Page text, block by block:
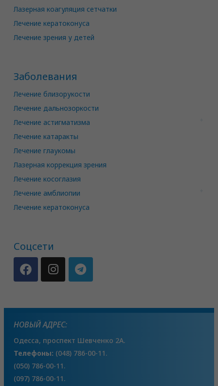
Лазерная коагуляция сетчатки
Лечение кератоконуса
Лечение зрения у детей
Заболевания
Лечение близорукости
Лечение дальнозоркости
Лечение астигматизма
Лечение катаракты
Лечение глаукомы
Лазерная коррекция зрения
Лечение косоглазия
Лечение амблиопии
Лечение кератоконуса
Соцсети
НОВЫЙ АДРЕС:
Одесса, проспект Шевченко 2А.
Телефоны: (048) 786-00-11.
(050) 786-00-11.
(097) 786-00-11.